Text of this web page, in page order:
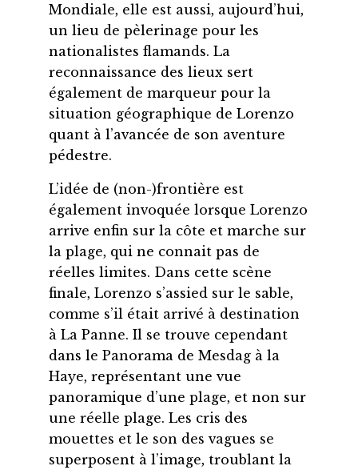
Mondiale, elle est aussi, aujourd’hui,
un lieu de pèlerinage pour les
nationalistes flamands. La
reconnaissance des lieux sert
également de marqueur pour la
situation géographique de Lorenzo
quant à l’avancée de son aventure
pédestre.
L’idée de (non-)frontière est
également invoquée lorsque Lorenzo
arrive enfin sur la côte et marche sur
la plage, qui ne connait pas de
réelles limites. Dans cette scène
finale, Lorenzo s’assied sur le sable,
comme s’il était arrivé à destination
à La Panne. Il se trouve cependant
dans le Panorama de Mesdag à la
Haye, représentant une vue
panoramique d’une plage, et non sur
une réelle plage. Les cris des
mouettes et le son des vagues se
superposent à l’image, troublant la